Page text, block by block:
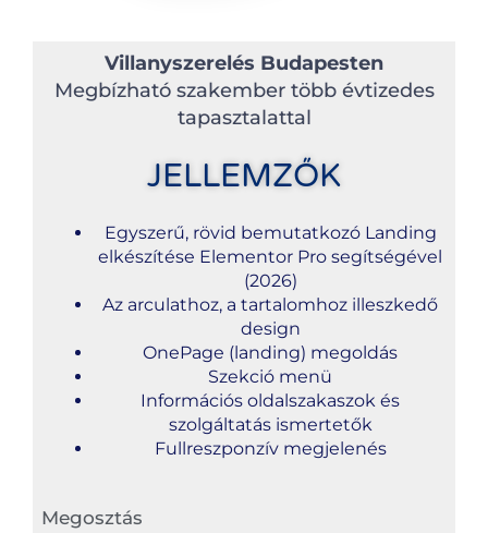
Villanyszerelés Budapesten
Megbízható szakember több évtizedes
tapasztalattal
JELLEMZŐK
Egyszerű, rövid bemutatkozó Landing
elkészítése Elementor Pro segítségével
(2026)
Az arculathoz, a tartalomhoz illeszkedő
design
OnePage (landing) megoldás
Szekció menü
Információs oldalszakaszok és
szolgáltatás ismertetők
Fullreszponzív megjelenés
Megosztás